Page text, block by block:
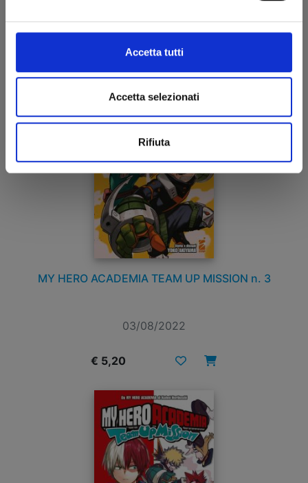
Accetta tutti
Accetta selezionati
Rifiuta
MY HERO ACADEMIA TEAM UP MISSION n. 3
03/08/2022
€ 5,20